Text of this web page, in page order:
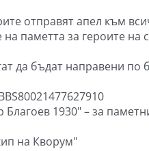
отправят апел към
паметта за героите на
да бъдат направени по
1930" – за
на Кворум"